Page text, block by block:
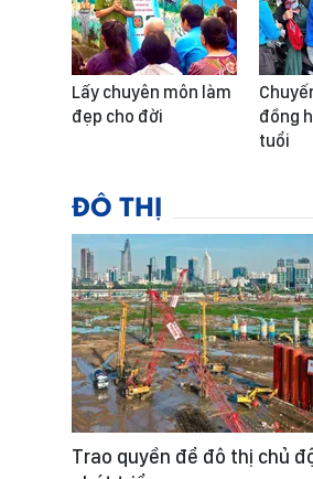
Lấy chuyên môn làm
đẹp cho đời
đồng
tuổi
ĐÔ THỊ
Trao quyền để đô thị chủ